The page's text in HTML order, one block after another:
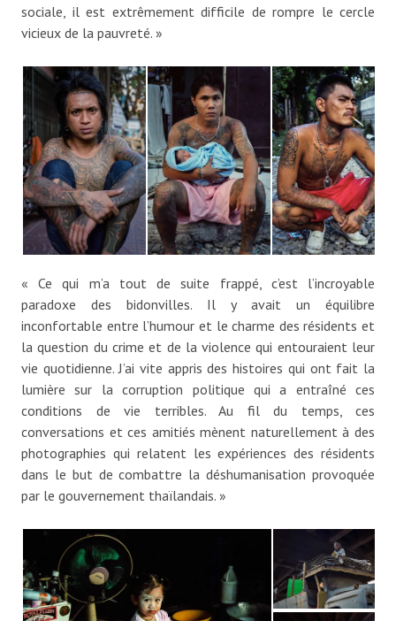
sociale, il est extrêmement difficile de rompre le cercle
vicieux de la pauvreté. »
« Ce qui m’a tout de suite frappé, c’est l’incroyable
paradoxe des bidonvilles. Il y avait un équilibre
inconfortable entre l’humour et le charme des résidents et
la question du crime et de la violence qui entouraient leur
vie quotidienne. J’ai vite appris des histoires qui ont fait la
lumière sur la corruption politique qui a entraîné ces
conditions de vie terribles. Au fil du temps, ces
conversations et ces amitiés mènent naturellement à des
photographies qui relatent les expériences des résidents
dans le but de combattre la déshumanisation provoquée
par le gouvernement thaïlandais. »